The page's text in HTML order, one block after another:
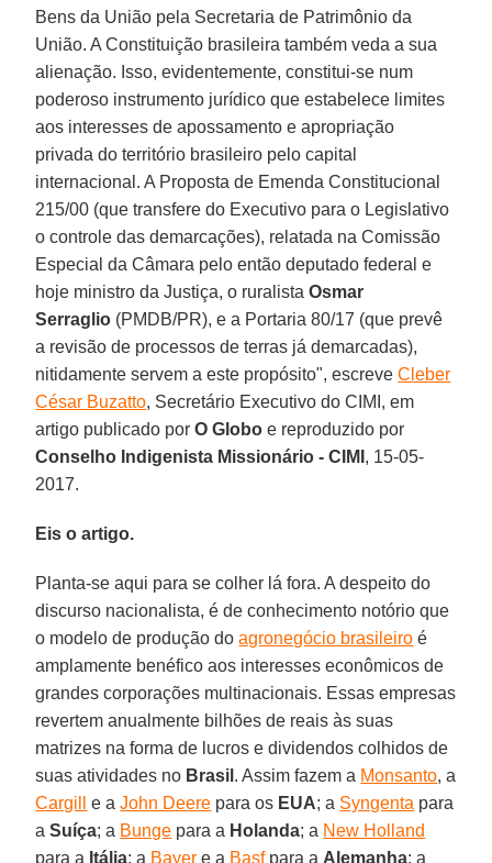
Bens da União pela Secretaria de Patrimônio da
União. A Constituição brasileira também veda a sua
alienação. Isso, evidentemente, constitui-se num
poderoso instrumento jurídico que estabelece limites
aos interesses de apossamento e apropriação
privada do território brasileiro pelo capital
internacional. A Proposta de Emenda Constitucional
215/00 (que transfere do Executivo para o Legislativo
o controle das demarcações), relatada na Comissão
Especial da Câmara pelo então deputado federal e
hoje ministro da Justiça, o ruralistaOsmar
Serraglio (PMDB/PR), e a Portaria 80/17 (que prevê
a revisão de processos de terras já demarcadas),
nitidamente servem a este propósito", escreveCleber
César Buzatto, Secretário Executivo do CIMI, em
artigo publicado porO Globo e reproduzido por
Conselho Indigenista Missionário - CIMI , 15-05-
2017.
Eis o artigo.
Planta-se aqui para se colher lá fora. A despeito do
discurso nacionalista, é de conhecimento notório que
o modelo de produção doagronegócio brasileiro é
amplamente benéfico aos interesses econômicos de
grandes corporações multinacionais. Essas empresas
revertem anualmente bilhões de reais às suas
matrizes na forma de lucros e dividendos colhidos de
suas atividades no Brasil . Assim fazem a Monsanto, a
Cargill
e aJohn Deere para os EUA; a Syngenta para
aSuíça; a Bunge para a Holanda; a New Holland
para a Itália; a Bayer e a Basfpara a Alemanha; a